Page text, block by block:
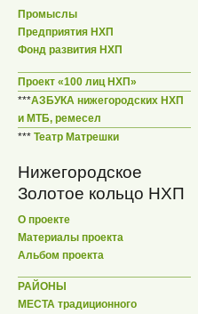
Промыслы
Предприятия НХП
Фонд развития НХП
Проект «100 лиц НХП»
***АЗБУКА нижегородских НХП
и МТБ, ремесел
*** Театр Матрешки
Нижегородское
Золотое кольцо НХП
О проекте
Материалы проекта
Альбом проекта
РАЙОНЫ
МЕСТА традиционного